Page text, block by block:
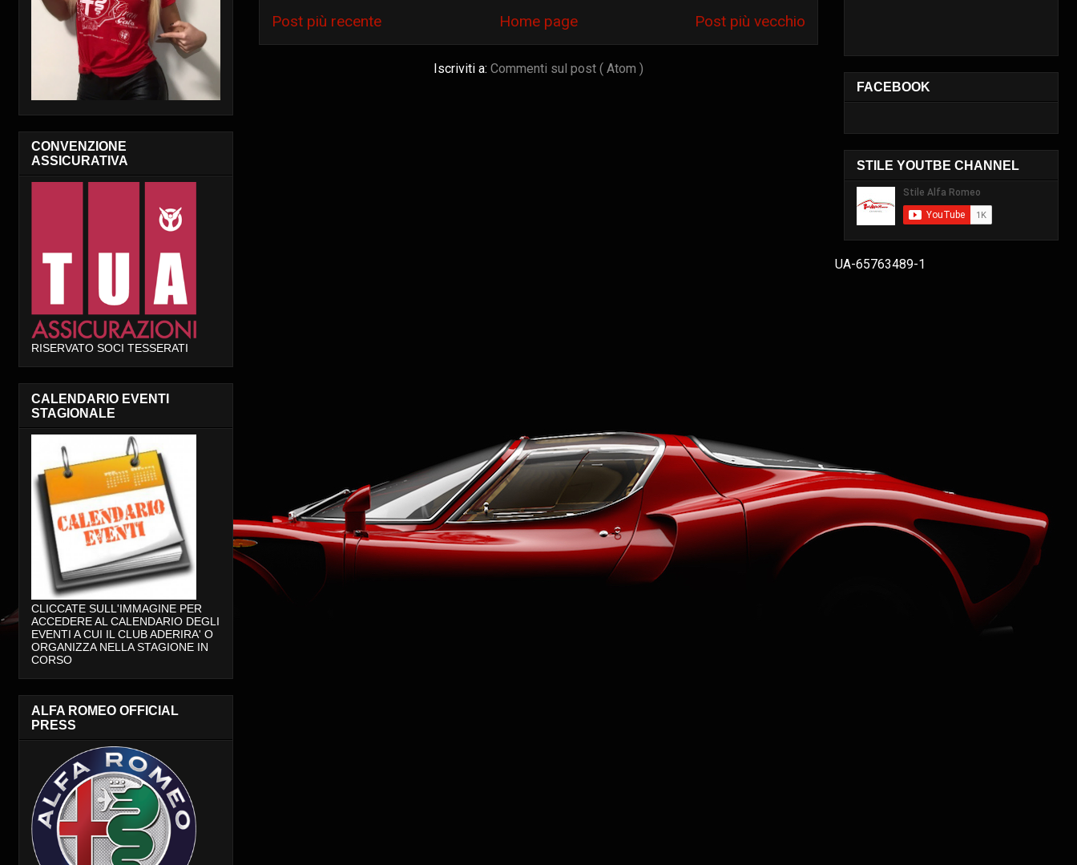
Post più recente Post più vecchio
Home page
Iscriviti a: Commenti sul post ( Atom )
CONVENZIONE
ASSICURATIVA
RISERVATO SOCI TESSERATI
CALENDARIO EVENTI
STAGIONALE
CLICCATE SULL'IMMAGINE PER
ACCEDERE AL CALENDARIO DEGLI
EVENTI A CUI IL CLUB ADERIRA' O
ORGANIZZA NELLA STAGIONE IN
CORSO
ALFA ROMEO OFFICIAL
PRESS
FACEBOOK
STILE YOUTBE CHANNEL
UA-65763489-1